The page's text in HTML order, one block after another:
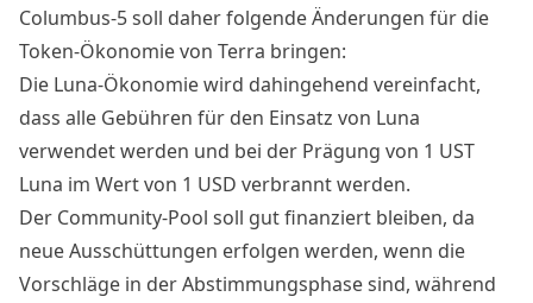
Columbus-5 soll daher folgende Änderungen für die
Token-Ökonomie von Terra bringen:
Die Luna-Ökonomie wird dahingehend vereinfacht,
dass alle Gebühren für den Einsatz von Luna
verwendet werden und bei der Prägung von 1 UST
Luna im Wert von 1 USD verbrannt werden.
Der Community-Pool soll gut finanziert bleiben, da
neue Ausschüttungen erfolgen werden, wenn die
Vorschläge in der Abstimmungsphase sind, während